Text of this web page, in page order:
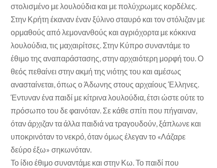
στολισμένο με λουλούδια και με πολύχρωμες κορδέλες.
Στην Κρήτη έκαναν έναν ξύλινο σταυρό και τον στόλιζαν με
ορμαθούς από λεμονανθούς και αγριόχορτα με κόκκινα
λουλούδια, τις μαχαιρίτσες. Στην Κύπρο συναντάμε το
έθιμο της αναπαράστασης, στην αρχαιότερη μορφή του. Ο
θεός πεθαίνει στην ακμή της νιότης του και αμέσως
ανασταίνεται, όπως ο Άδωνης στους αρχαίους Έλληνες.
Έντυναν ένα παιδί με κίτρινα λουλούδια, έτσι ώστε ούτε το
πρόσωπο του δε φαινόταν. Σε κάθε σπίτι που πήγαιναν,
όταν άρχιζαν τα άλλα παιδιά να τραγουδούν, ξάπλωνε και
υποκρινόταν το νεκρό, όταν όμως έλεγαν το «Λάζαρε
δεύρο έξω» σηκωνόταν.
Το ίδιο έθιμο συναντάμε και στην Κω. Το παιδί που